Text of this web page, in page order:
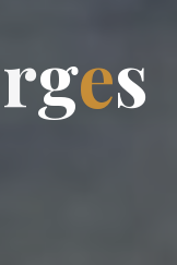
rges